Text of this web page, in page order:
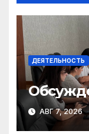
ДЕЯТЕЛЬНОСТЬ
АВГ 7, 2026